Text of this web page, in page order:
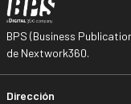
BPS (Business
de Nextwork360.
Dirección